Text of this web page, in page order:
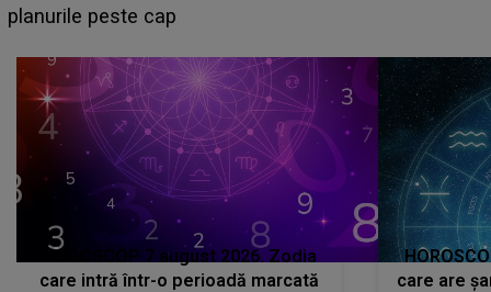
sa: "I-am spus și ei în față, eu nu te iubesc pentru
HOROSCOP 7 august 2026. Zodia
care intră într-o perioadă marcată
care are